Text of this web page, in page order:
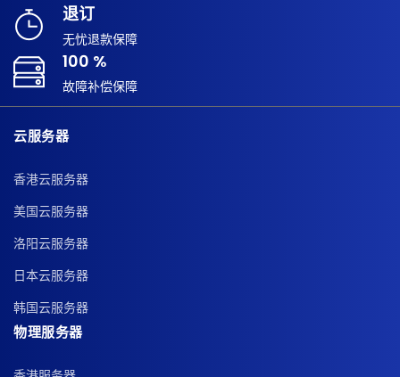
退订
无忧退款保障
100 %
故障补偿保障
云服务器
香港云服务器
美国云服务器
洛阳云服务器
日本云服务器
韩国云服务器
物理服务器